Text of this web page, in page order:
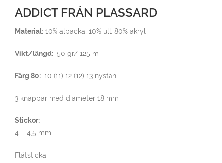
ADDICT FRÅN PLASSARD
Material: 10% alpacka, 10% ull, 80% akryl
Vikt/längd: 50 gr/ 125 m
Färg 80: 10 (11) 12 (12) 13 nystan
3 knappar med diameter 18 mm
Stickor:
4 – 4,5 mm
Flätsticka